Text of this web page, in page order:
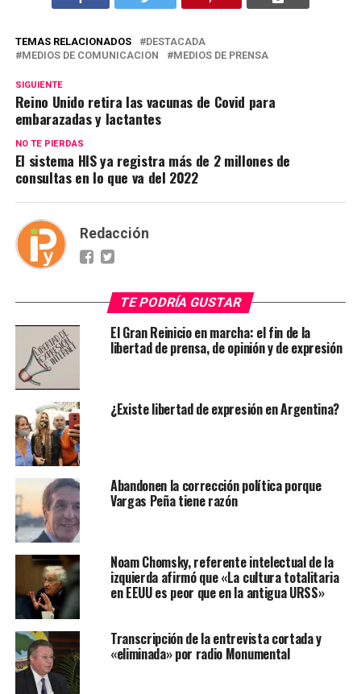
TEMAS RELACIONADOS
DESTACADA
MEDIOS DE COMUNICACION
MEDIOS DE PRENSA
SIGUIENTE
Reino Unido retira las vacunas de Covid para
embarazadas y lactantes
NO TE PIERDAS
El sistema HIS ya registra más de 2 millones de
consultas en lo que va del 2022
Redacción
TE PODRÍA GUSTAR
El Gran Reinicio en marcha: el fin de la
libertad de prensa, de opinión y de expresión
¿Existe libertad de expresión en Argentina?
Abandonen la corrección política porque
Vargas Peña tiene razón
Noam Chomsky, referente intelectual de la
izquierda afirmó que «La cultura totalitaria
en EEUU es peor que en la antigua URSS»
Transcripción de la entrevista cortada y
«eliminada» por radio Monumental